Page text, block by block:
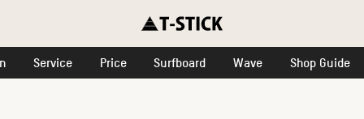
Service Price Surfboard Wave Shop Guide